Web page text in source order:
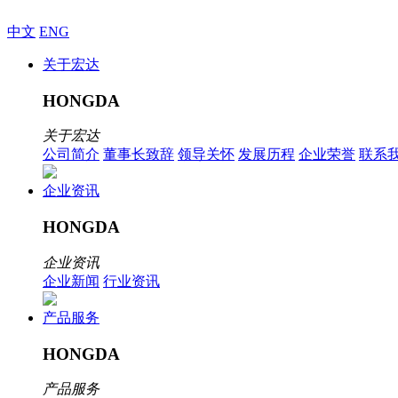
中文 ENG
关于宏达
HONGDA
关于宏达
公司简介 董事长致辞 领导关怀 发展历程 企业荣誉 联系
企业资讯
HONGDA
企业资讯
企业新闻 行业资讯
产品服务
HONGDA
产品服务